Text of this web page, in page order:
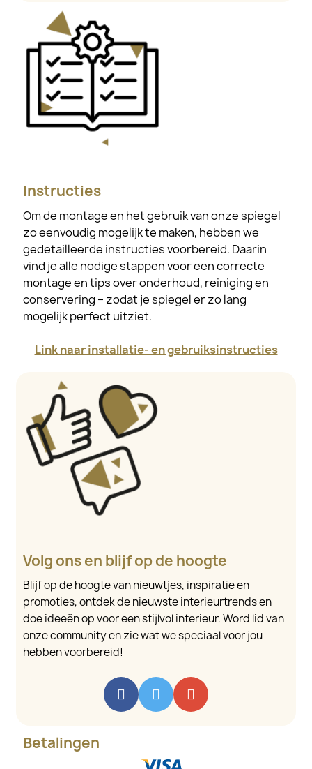
Instructies
Om de montage en het gebruik van onze spiegel
zo eenvoudig mogelijk te maken, hebben we
gedetailleerde instructies voorbereid. Daarin
vind je alle nodige stappen voor een correcte
montage en tips over onderhoud, reiniging en
conservering – zodat je spiegel er zo lang
mogelijk perfect uitziet.
Link naar installatie- en gebruiksinstructies
Volg ons en blijf op de hoogte
Blijf op de hoogte van nieuwtjes, inspiratie en
promoties, ontdek de nieuwste interieurtrends en
doe ideeën op voor een stijlvol interieur. Word lid van
onze community en zie wat we speciaal voor jou
hebben voorbereid!
Betalingen